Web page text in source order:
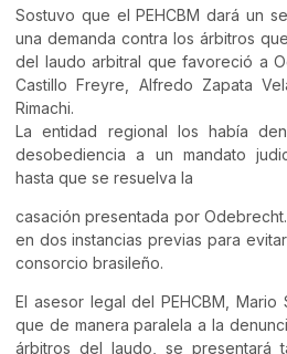
Sostuvo que el PEHCBM dará un
una demanda contra los árbitros
del laudo arbitral que favoreció a
Castillo Freyre, Alfredo Zapata
Rimachi.
La entidad regional los había
desobediencia a un mandato
hasta que se resuelva la
casación presentada por
en dos instancias previas para
consorcio brasileño.
El asesor legal del PEHCBM, Mario
que de manera paralela a la
árbitros del laudo, se presentará